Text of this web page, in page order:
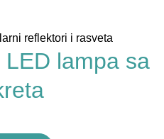
reflektori i rasveta
lampa sa